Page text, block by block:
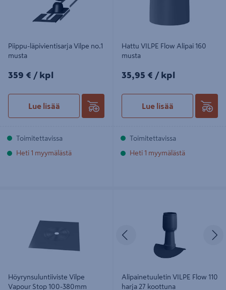
Piippu-läpivientisarja Vilpe no.1
musta
359€/kpl
359 € / kpl
Lue lisää
Toimitettavissa
Heti 1 myymälästä
Hattu VILPE Flow Alipai 160
musta
35,95€/kpl
35,95 € / kpl
Lue lisää
Toimitettavissa
Heti 1 myymälästä
Höyrynsuluntiiviste Vilpe
Vapour Stop 100-380mm
Edellinen
Alipainetuuletin VILPE Flow 110
harja 27 koottuna